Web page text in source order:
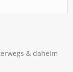
& daheim